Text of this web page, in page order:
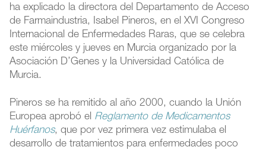
ha explicado la directora del Departamento de Acceso
de Farmaindustria, Isabel Pineros, en el XVI Congreso
Internacional de Enfermedades Raras, que se celebra
este miércoles y jueves en Murcia organizado por la
Asociación D’Genes y la Universidad Católica de
Murcia.
Pineros se ha remitido al año 2000, cuando la Unión
Europea aprobó el Reglamento de Medicamentos
Huérfanos, que por vez primera vez estimulaba el
desarrollo de tratamientos para enfermedades poco